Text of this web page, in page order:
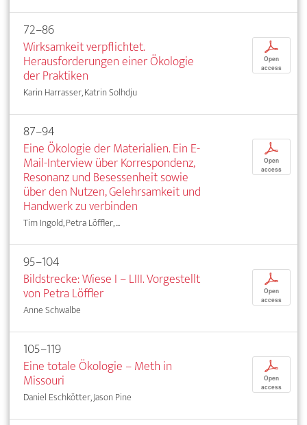
72–86
Wirksamkeit verpflichtet.
Herausforderungen einer Ökologie
der Praktiken
Karin Harrasser, Katrin Solhdju
p
Open
access
87–94
Eine Ökologie der Materialien. Ein E-
Mail-Interview über Korrespondenz,
Resonanz und Besessenheit sowie
über den Nutzen, Gelehrsamkeit und
Handwerk zu verbinden
Tim Ingold, Petra Löffler, ...
p
Open
access
95–104
Bildstrecke: Wiese I – LIII. Vorgestellt
von Petra Löffler
Anne Schwalbe
p
Open
access
105–119
Eine totale Ökologie – Meth in
Missouri
Daniel Eschkötter, Jason Pine
p
Open
access